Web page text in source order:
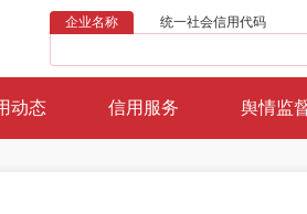
企业名称 统一社会信用代码
动态 信用服务 舆情监